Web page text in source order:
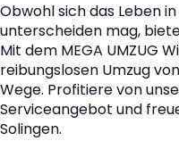
Obwohl sich das Leben
unterscheiden mag,
Mit dem MEGA UMZUG
reibungslosen Umzug
Wege. Profitiere von
Serviceangebot und
Solingen.